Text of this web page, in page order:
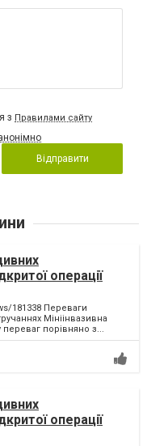
з Правилами сайту
Відправити
операції
181338 Переваги
Мініінвазивна
порівняно з...
операції